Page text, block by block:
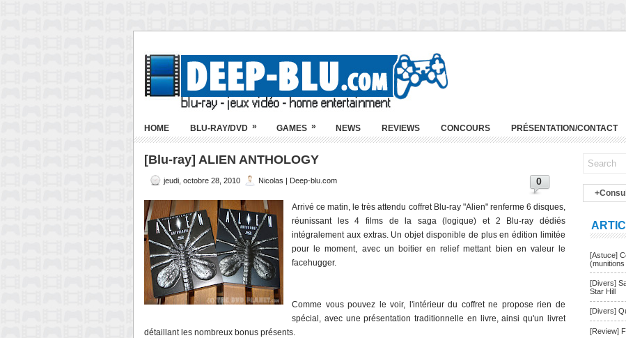
HOME BLU-RAY/DVD » GAMES » NEWS REVIEWS CONCOURS PRÉSENTATION/CONTACT
[Blu-ray] ALIEN ANTHOLOGY
jeudi, octobre 28, 2010 Nicolas | Deep-blu.com 0
Arrivé ce matin, le très attendu coffret Blu-ray "Alien" renferme 6 disques,
réunissant les 4 films de la saga (logique) et 2 Blu-ray dédiés
intégralement aux extras. Un objet disponible de plus en édition limitée
pour le moment, avec un boitier en relief mettant bien en valeur le
facehugger.
Comme vous pouvez le voir, l'intérieur du coffret ne propose rien de
spécial, avec une présentation traditionnelle en livre, ainsi qu'un livret
détaillant les nombreux bonus présents.
[Astuce]
[Divers]
Star Hill
[Divers]
[Review]